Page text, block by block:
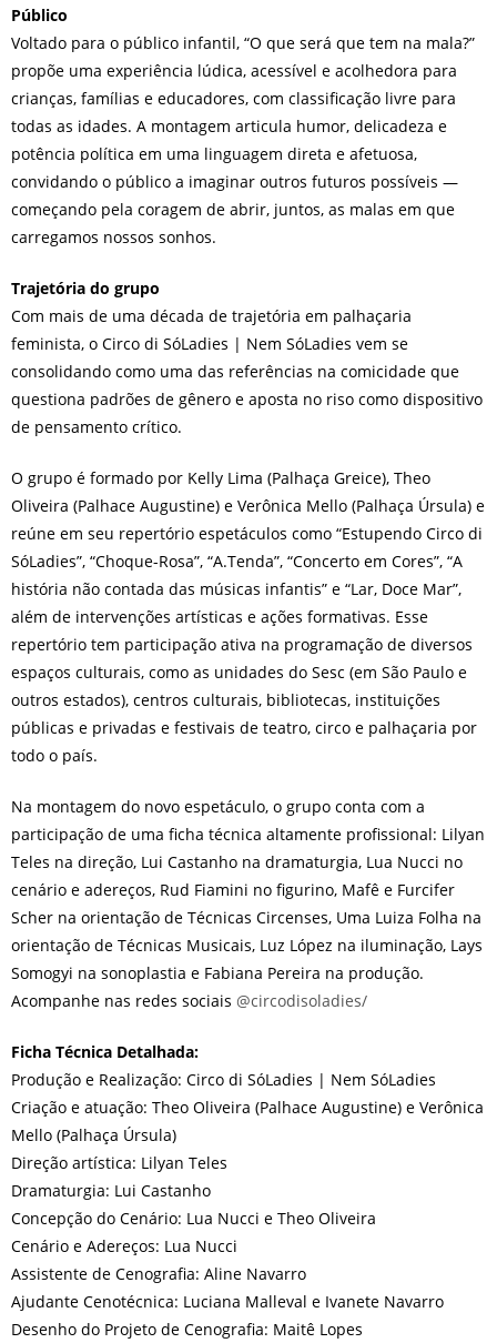
Público
Voltado para o público infantil, “O que será que tem na mala?”
propõe uma experiência lúdica, acessível e acolhedora para
crianças, famílias e educadores, com classificação livre para
todas as idades. A montagem articula humor, delicadeza e
potência política em uma linguagem direta e afetuosa,
convidando o público a imaginar outros futuros possíveis —
começando pela coragem de abrir, juntos, as malas em que
carregamos nossos sonhos.
Trajetória do grupo
Com mais de uma década de trajetória em palhaçaria
feminista, o Circo di SóLadies | Nem SóLadies vem se
consolidando como uma das referências na comicidade que
questiona padrões de gênero e aposta no riso como dispositivo
de pensamento crítico.
O grupo é formado por Kelly Lima (Palhaça Greice), Theo
Oliveira (Palhace Augustine) e Verônica Mello (Palhaça Úrsula) e
reúne em seu repertório espetáculos como “Estupendo Circo di
SóLadies”, “Choque-Rosa”, “A.Tenda”, “Concerto em Cores”, “A
história não contada das músicas infantis” e “Lar, Doce Mar”,
além de intervenções artísticas e ações formativas. Esse
repertório tem participação ativa na programação de diversos
espaços culturais, como as unidades do Sesc (em São Paulo e
outros estados), centros culturais, bibliotecas, instituições
públicas e privadas e festivais de teatro, circo e palhaçaria por
todo o país.
Na montagem do novo espetáculo, o grupo conta com a
participação de uma ficha técnica altamente profissional: Lilyan
Teles na direção, Lui Castanho na dramaturgia, Lua Nucci no
cenário e adereços, Rud Fiamini no figurino, Mafê e Furcifer
Scher na orientação de Técnicas Circenses, Uma Luiza Folha na
orientação de Técnicas Musicais, Luz López na iluminação, Lays
Somogyi na sonoplastia e Fabiana Pereira na produção.
Acompanhe nas redes sociais @circodisoladies/
Ficha Técnica Detalhada:
Produção e Realização: Circo di SóLadies | Nem SóLadies
Criação e atuação: Theo Oliveira (Palhace Augustine) e Verônica
Mello (Palhaça Úrsula)
Direção artística: Lilyan Teles
Dramaturgia: Lui Castanho
Concepção do Cenário: Lua Nucci e Theo Oliveira
Cenário e Adereços: Lua Nucci
Assistente de Cenografia: Aline Navarro
Ajudante Cenotécnica: Luciana Malleval e Ivanete Navarro
Desenho do Projeto de Cenografia: Maitê Lopes